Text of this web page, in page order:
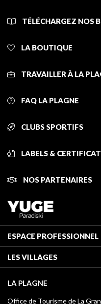
TÉLÉCHARGEZ NOS
LA BOUTIQUE
TRAVAILLER À LA
FAQ LA PLAGNE
CLUBS SPORTIFS
LABELS &
NOS PARTENAIRES
ESPACE PROFESSIONNEL
Classement des meublés
Taxe de séjour
Médiathèque
LES VILLAGES
Montchavin - Les Coches
LA PLAGNE
Office de Tourisme de La